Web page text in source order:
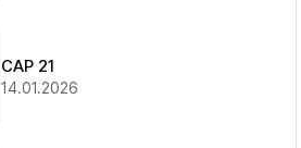
CAP 21
14.01.2026